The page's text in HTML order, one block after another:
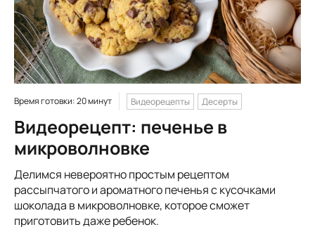
Время готовки: 20 минут Видеорецепты Десерты
Видеорецепт: печенье в
микроволновке
Делимся невероятно простым рецептом
рассыпчатого и ароматного печенья с кусочками
шоколада в микроволновке, которое сможет
приготовить даже ребенок.